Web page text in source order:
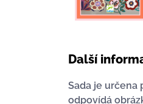
Další
Sada je určena
odpovídá